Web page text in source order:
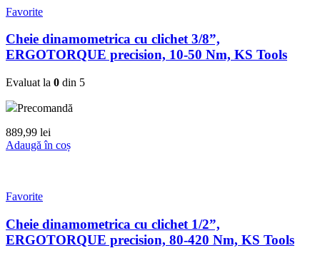
Favorite
Cheie dinamometrica cu clichet 3/8”,
ERGOTORQUE precision, 10-50 Nm, KS Tools
Evaluat la 0 din 5
Precomandă
889,99 lei
Adaugă în coș
Favorite
Cheie dinamometrica cu clichet 1/2”,
ERGOTORQUE precision, 80-420 Nm, KS Tools